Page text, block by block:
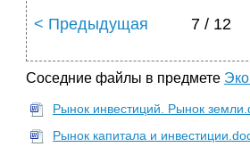
< Предыдущая 7 / 12
Соседние файлы в предмете
Рынок инвестиций. Рынок
Рынок капитала и